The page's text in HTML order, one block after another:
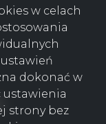
Facebook
w celach
dokonać w
strony bez